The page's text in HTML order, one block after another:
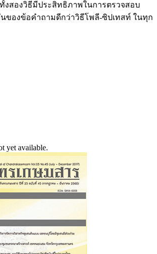
งสองวิธีมีประสิทธิภาพในการตรวจสอบ
ของข้อคำถามดีกว่าวิธีโพลี-ซิปเทสท์ ในทุก
yet available.